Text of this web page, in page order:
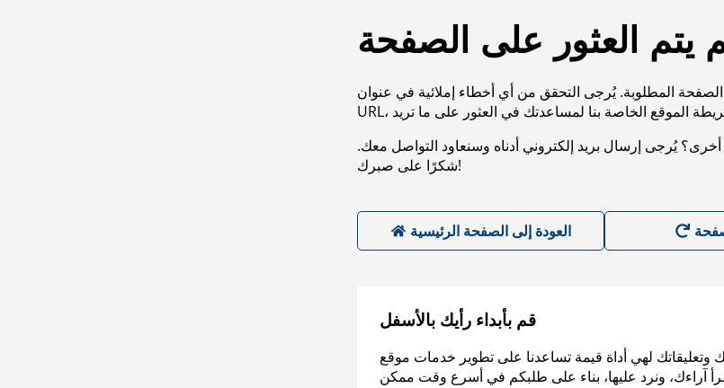
يتم العثور على الصفحة
الصفحة المطلوبة. يُرجى التحقق من أي أخطاء إملائية في عنوان
يُرجى إرسال بريد إلكتروني أدناه وسنعاود التواصل معك.
شكرًا على صبرك!
العودة إلى الصفحة الرئيسية
قم بأبداء رأيك بالأسفل
وتعليقاتك لهي أداة قيمة تساعدنا على تطوير خدمات موقع